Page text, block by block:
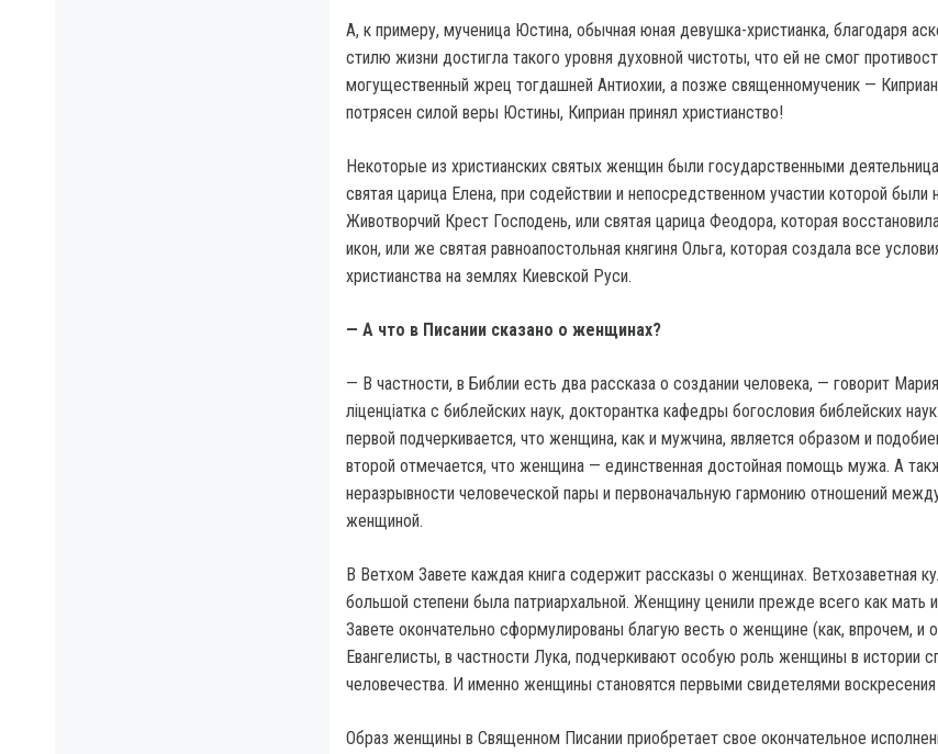
А, к примеру, мученица Юстина, обычная юная девушка-христианка, благодаря
стилю жизни достигла такого уровня духовной чистоты, что ей не смог
могущественный жрец тогдашней Антиохии, а позже священномученик —
потрясен силой веры Юстины, Киприан принял христианство!
Некоторые из христианских святых женщин были государственными
святая царица Елена, при содействии и непосредственном участии которой были
Животворчий Крест Господень, или святая царица Феодора, которая
икон, или же святая равноапостольная княгиня Ольга, которая создала все
христианства на землях Киевской Руси.
— А что в Писании сказано о женщинах?
— В частности, в Библии есть два рассказа о создании человека, — говорит
ліценціатка с библейских наук, докторантка кафедры богословия библейских
первой подчеркивается, что женщина, как и мужчина, является образом и
второй отмечается, что женщина — единственная достойная помощь мужа. А
неразрывности человеческой пары и первоначальную гармонию отношений
женщиной.
В Ветхом Завете каждая книга содержит рассказы о женщинах. Ветхозаветная
большой степени была патриархальной. Женщину ценили прежде всего как мать
Завете окончательно сформулированы благую весть о женщине (как, впрочем, и
Евангелисты, в частности Лука, подчеркивают особую роль женщины в истории
человечества. И именно женщины становятся первыми свидетелями
Образ женщины в Священном Писании приобретает свое окончательное